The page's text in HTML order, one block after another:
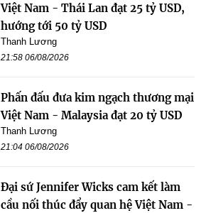
Việt Nam - Thái Lan đạt 25 tỷ USD,
hướng tới 50 tỷ USD
Thanh Lương
21:58 06/08/2026
Phấn đấu đưa kim ngạch thương mại
Việt Nam - Malaysia đạt 20 tỷ USD
Thanh Lương
21:04 06/08/2026
Đại sứ Jennifer Wicks cam kết làm
cầu nối thúc đẩy quan hệ Việt Nam -